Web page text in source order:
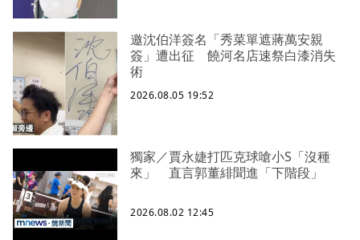
邀沈伯洋簽名「秀菜單遮蔣萬安親
簽」遭出征 饒河名店速祭白漆消失
術
2026.08.05 19:52
獨家／賈永婕打匹克球嗆小S「沒種
來」 直言郭董緋聞進「下階段」
2026.08.02 12:45